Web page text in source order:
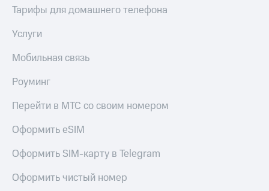
КИОН
МТС
Все
приложения
Финансы
Инвестиции
Получайте
С картой
МТС
деньги
доход 15%
Акции
Условия
пополнения
Тарифы для домашнего телефона
Услуги
Мобильная связь
Роуминг
Перейти в МТС со своим номером
Оформить eSIM
Оформить SIM-карту в Telegram
Оформить чистый номер